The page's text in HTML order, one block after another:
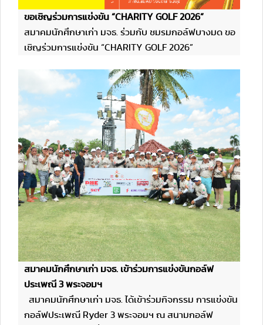
ขอเชิญร่วมการแข่งขัน “CHARITY GOLF 2026”
สมาคมนักศึกษาเก่า มจธ. ร่วมกับ ชมรมกอล์ฟบางมด ขอ
เชิญร่วมการแข่งขัน “CHARITY GOLF 2026”
สมาคมนักศึกษาเก่า มจธ. เข้าร่วมการแข่งขันกอล์ฟ
ประเพณี 3 พระจอมฯ
สมาคมนักศึกษาเก่า มจธ. ได้เข้าร่วมกิจกรรม การแข่งขัน
กอล์ฟประเพณี Ryder 3 พระจอมฯ ณ สนามกอล์ฟ